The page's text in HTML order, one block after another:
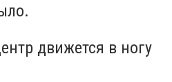
движется в ногу